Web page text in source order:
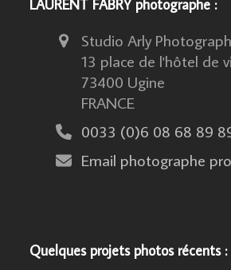
LAURENT FABRY photographe :
Studio Arly
13 place de l'hôtel de
73400 Ugine
FRANCE
0033 (0)6 08 68 89
Email photographe
Quelques projets photos récents :